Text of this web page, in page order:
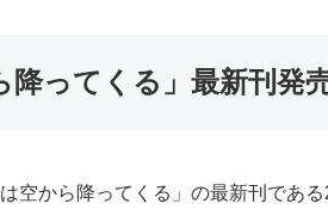
降ってくる」最新刊発
空から降ってくる」の最新刊であ